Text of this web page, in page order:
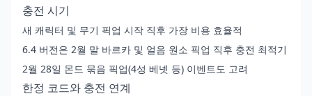
충전 시기
새 캐릭터 및 무기 픽업 시작 직후 가장 비용 효율적
6.4 버전은 2월 말 바르카 및 얼음 원소 픽업 직후 충전 최적기
2월 28일 몬드 묶음 픽업(4성 베넷 등) 이벤트도 고려
한정 코드와 충전 연계